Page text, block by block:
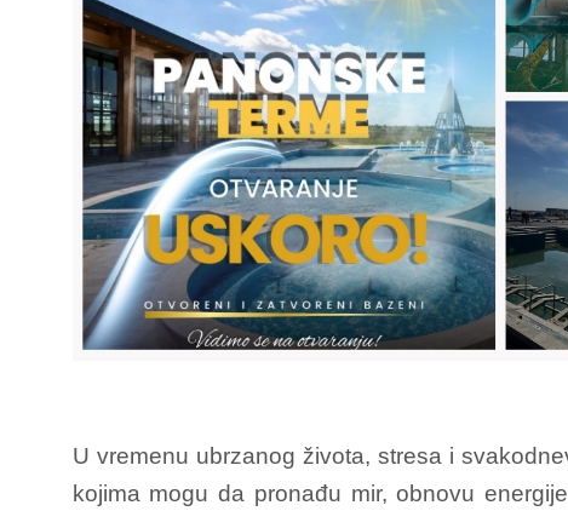
U vremenu ubrzanog života, stresa i
kojima mogu da pronađu mir, obnovu